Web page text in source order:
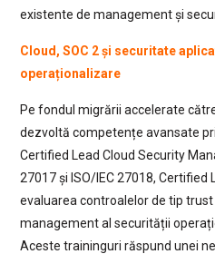
existente de management și
Cloud, SOC 2 și securitate
operaționalizare
Pe fondul migrării accelerate
dezvoltă competențe avansate
Certified Lead Cloud Security
27017 și ISO/IEC 27018, Certified
evaluarea controalelor de tip
management al securității
Aceste traininguri răspund unei